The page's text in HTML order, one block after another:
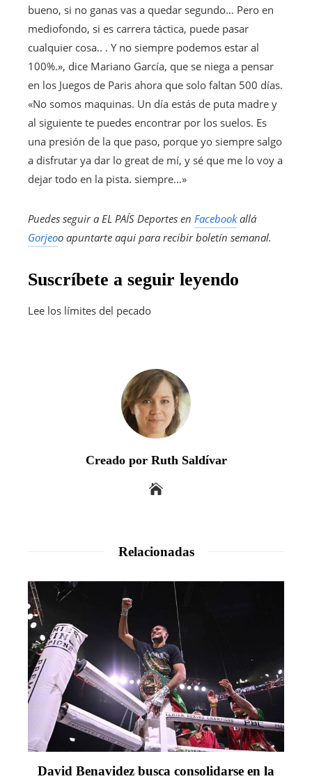
bueno, si no ganas vas a quedar segundo… Pero en
mediofondo, si es carrera táctica, puede pasar
cualquier cosa.. . Y no siempre podemos estar al
100%.», dice Mariano García, que se niega a pensar
en los Juegos de Paris ahora que solo faltan 500 días.
«No somos maquinas. Un día estás de puta madre y
al siguiente te puedes encontrar por los suelos. Es
una presión de la que paso, porque yo siempre salgo
a disfrutar ya dar lo great de mí, y sé que me lo voy a
dejar todo en la pista. siempre…»
Puedes seguir a EL PAÍS Deportes en Facebookallá
Gorjeoo apuntarte aqui para recibirboletín semanal.
Suscríbete a seguir leyendo
Lee los límites del pecado
Creado por Ruth Saldívar
Relacionadas
David Benavidez busca consolidarse en la